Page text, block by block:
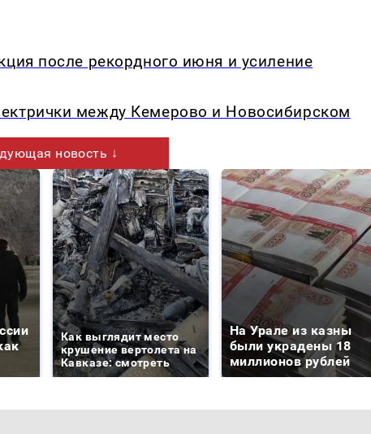
после рекордного июня и усиление
между Кемерово и Новосибирском
новость ↓
Как выглядит место
крушение вертолета на
Кавказе: смотреть
На Урале из казны
были украдены 18
миллионов рублей